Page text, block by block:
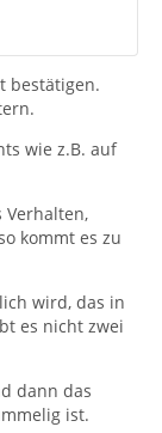
bestätigen.
wie z.B. auf
Verhalten,
kommt es zu
wird, das in
es nicht zwei
dann das
ist.